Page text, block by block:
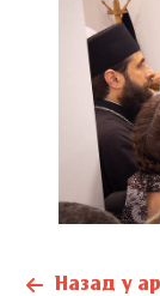
Назад у